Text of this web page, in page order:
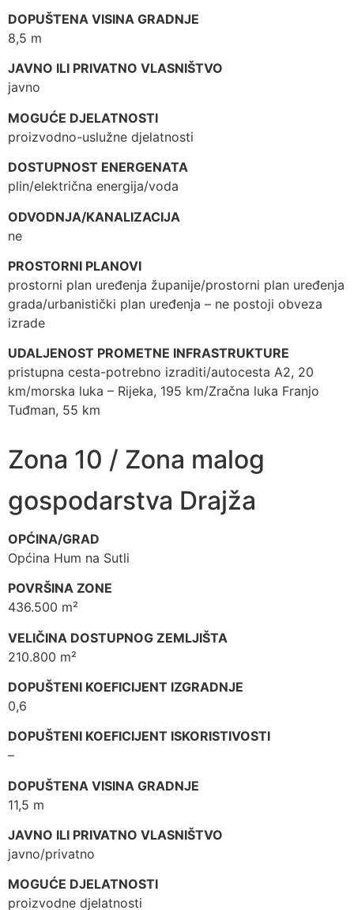
DOPUŠTENA VISINA GRADNJE
8,5 m
JAVNO ILI PRIVATNO VLASNIŠTVO
javno
MOGUĆE DJELATNOSTI
proizvodno-uslužne djelatnosti
DOSTUPNOST ENERGENATA
plin/električna energija/voda
ODVODNJA/KANALIZACIJA
ne
PROSTORNI PLANOVI
prostorni plan uređenja županije/prostorni plan uređenja
grada/urbanistički plan uređenja – ne postoji obveza
izrade
UDALJENOST PROMETNE INFRASTRUKTURE
pristupna cesta-potrebno izraditi/autocesta A2, 20
km/morska luka – Rijeka, 195 km/Zračna luka Franjo
Tuđman, 55 km
Zona 10 / Zona malog
gospodarstva Drajža
OPĆINA/GRAD
Općina Hum na Sutli
POVRŠINA ZONE
436.500 m²
VELIČINA DOSTUPNOG ZEMLJIŠTA
210.800 m²
DOPUŠTENI KOEFICIJENT IZGRADNJE
0,6
DOPUŠTENI KOEFICIJENT ISKORISTIVOSTI
–
DOPUŠTENA VISINA GRADNJE
11,5 m
JAVNO ILI PRIVATNO VLASNIŠTVO
javno/privatno
MOGUĆE DJELATNOSTI
proizvodne djelatnosti